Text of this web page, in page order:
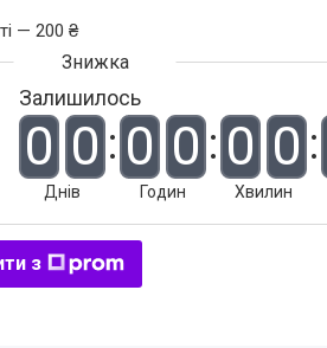
— 200 ₴
Залишилось
0 0
Днів
0 0
Годин
0 0
Хвилин
з